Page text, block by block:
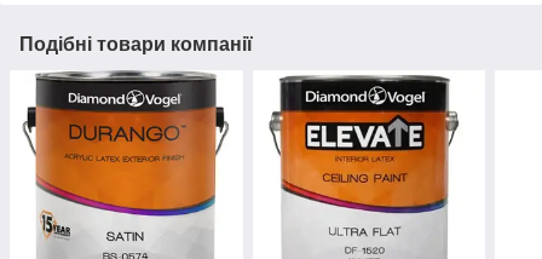
Подібні товари компанії